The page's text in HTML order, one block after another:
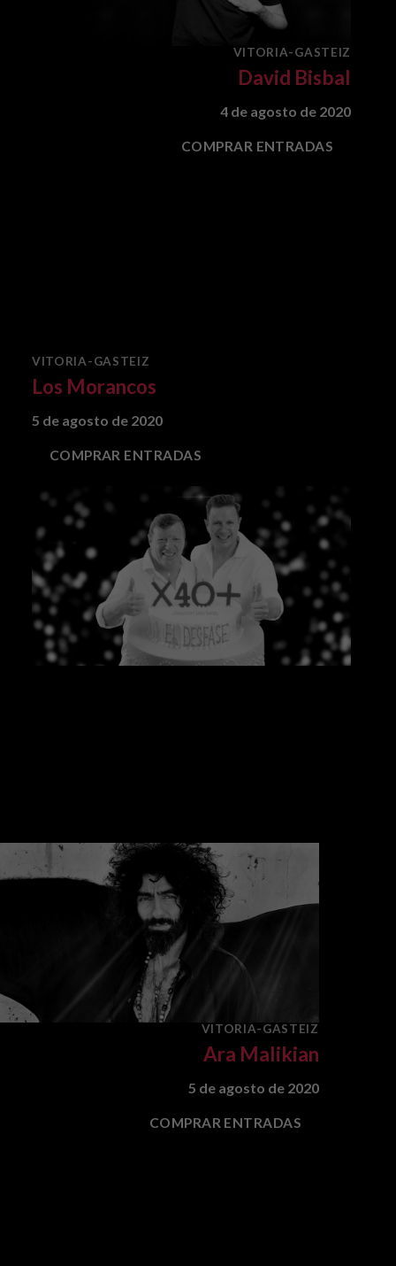
VITORIA-GASTEIZ
David Bisbal
4 de agosto de 2020
COMPRAR ENTRADAS
VITORIA-GASTEIZ
Los Morancos
5 de agosto de 2020
COMPRAR ENTRADAS
VITORIA-GASTEIZ
Ara Malikian
5 de agosto de 2020
COMPRAR ENTRADAS